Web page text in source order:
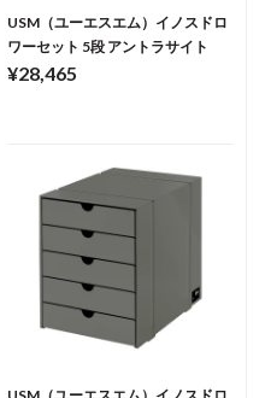
USM（ユーエスエム）イノスドロ
ワーセット 5段 アントラサイト
¥28,465